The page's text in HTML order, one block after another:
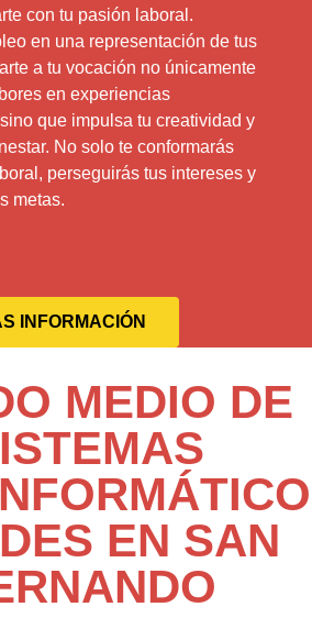
con tu pasión laboral.
en una representación de tus
a tu vocación no únicamente
en experiencias
que impulsa tu creatividad y
No solo te conformarás
perseguirás tus intereses y
metas.
INFORMACIÓN
MEDIO DE
EN SAN